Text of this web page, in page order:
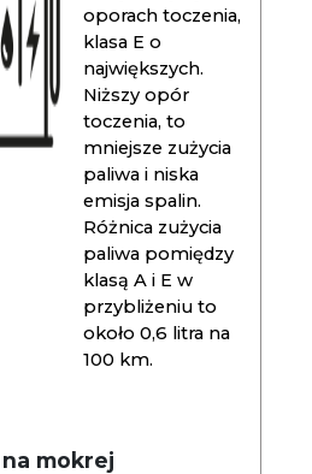
oporach toczenia,
klasa E o
największych.
Niższy opór
toczenia, to
mniejsze zużycia
paliwa i niska
emisja spalin.
Różnica zużycia
paliwa pomiędzy
klasą A i E w
przybliżeniu to
około 0,6 litra na
100 km.
mokrej